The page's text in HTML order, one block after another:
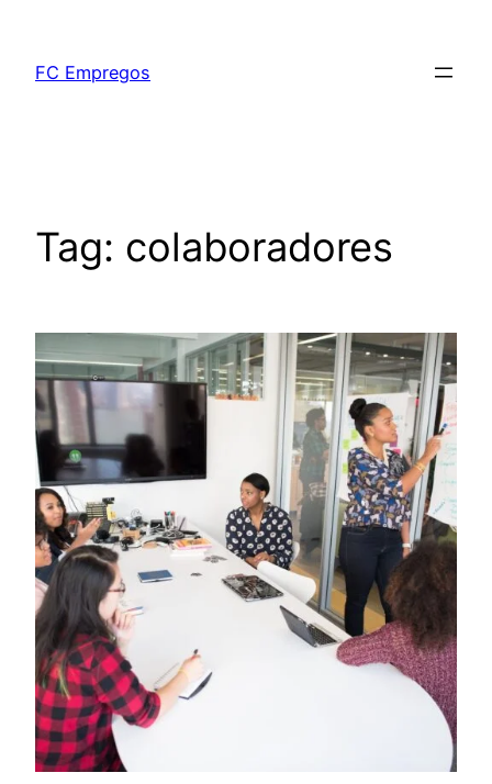
FC Empregos
Tag: colaboradores